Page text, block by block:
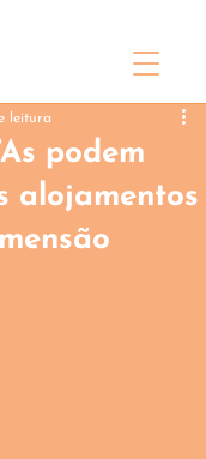
podem
alojamentos
leitura